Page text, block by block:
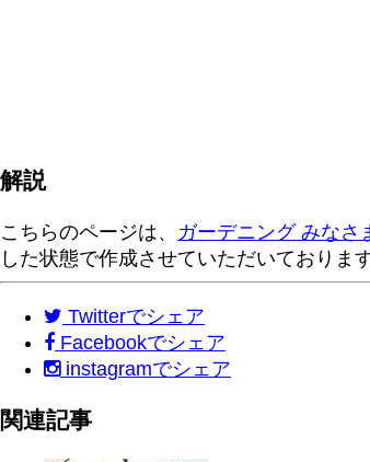
解説
こちらのページは、 ガーデニング みなさ
した状態で作成させていただいておりま
Twitterでシェア
Facebookでシェア
instagramでシェア
関連記事